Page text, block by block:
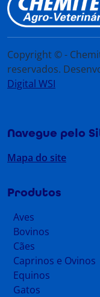
Copyright © -
reservados.
Digital WSI
Navegue pelo
Mapa do site
Produtos
Aves
Bovinos
Cães
Caprinos e Ovinos
Equinos
Gatos